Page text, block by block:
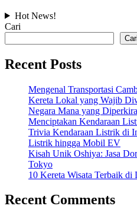
Hot News!
Cari
Cari
Recent Posts
Mengenal Transportasi
Kereta Lokal yang Wajib
Negara Mana yang
Menciptakan Kendaraan
Trivia Kendaraan Listrik di
Listrik hingga Mobil EV
Kisah Unik Oshiya: Jasa
Tokyo
10 Kereta Wisata Terbaik di
Recent Comments